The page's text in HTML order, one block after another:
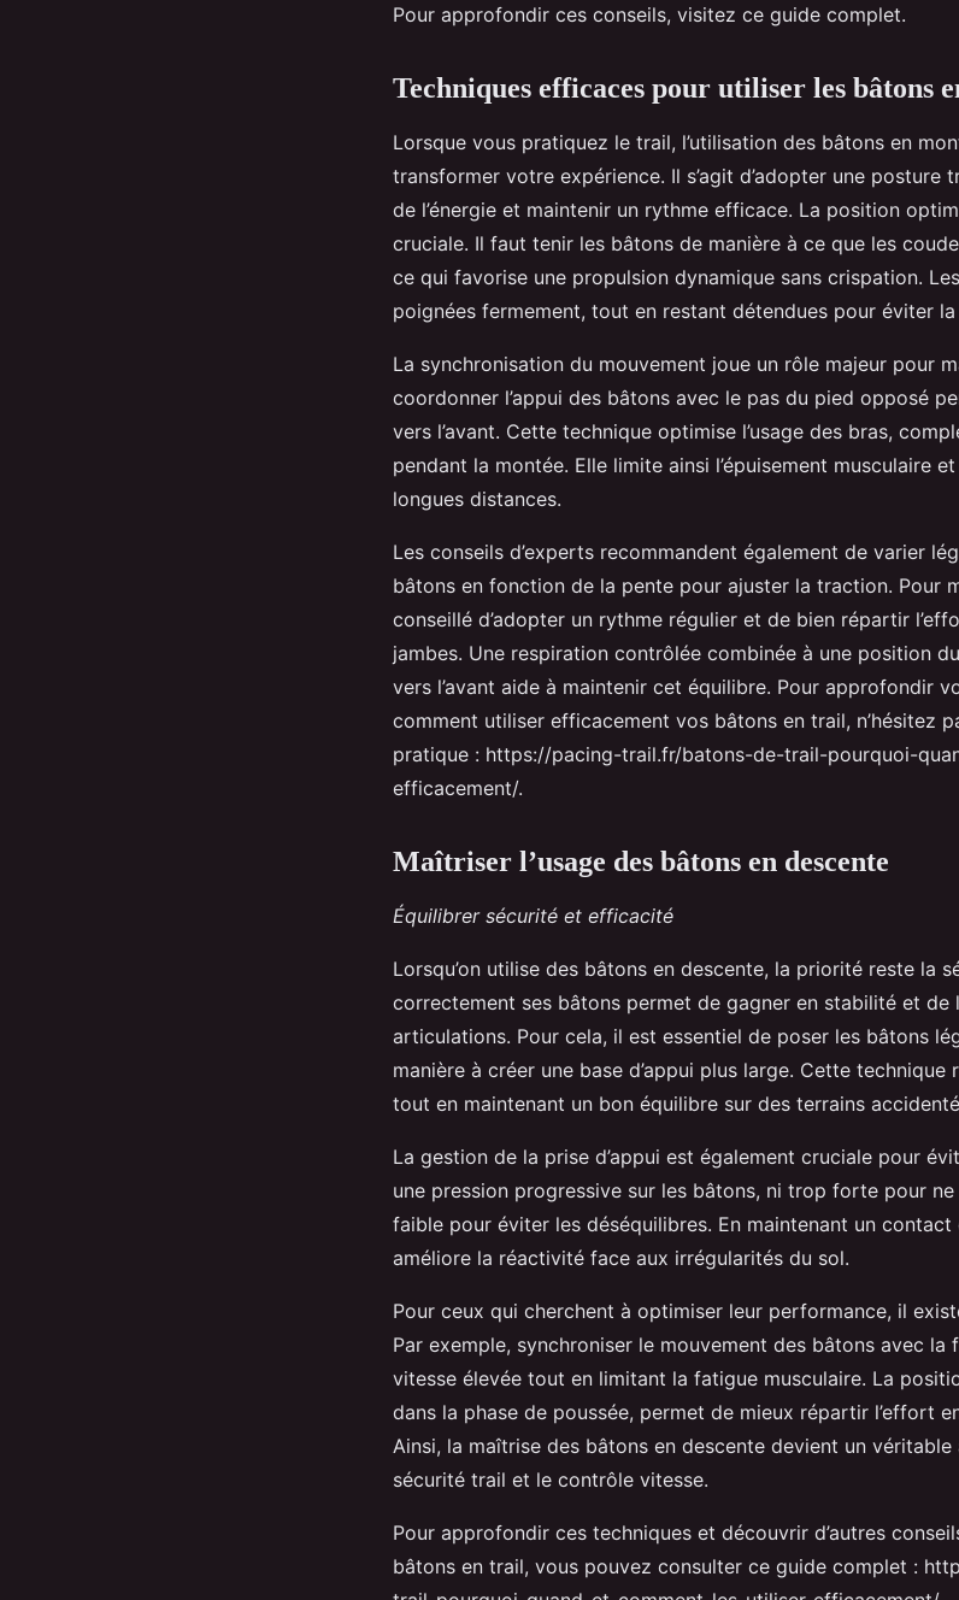
Pour approfondir ces conseils, visitez ce guide complet.
Techniques efficaces pour utiliser les bâtons
Lorsque vous pratiquez le trail, l’utilisation des bâtons en
transformer votre expérience. Il s’agit d’adopter une posture
de l’énergie et maintenir un rythme efficace. La position
cruciale. Il faut tenir les bâtons de manière à ce que les
ce qui favorise une propulsion dynamique sans crispation.
poignées fermement, tout en restant détendues pour éviter
La synchronisation du mouvement joue un rôle majeur pour
coordonner l’appui des bâtons avec le pas du pied opposé
vers l’avant. Cette technique optimise l’usage des bras,
pendant la montée. Elle limite ainsi l’épuisement musculaire
longues distances.
Les conseils d’experts recommandent également de varier
bâtons en fonction de la pente pour ajuster la traction. Pour
conseillé d’adopter un rythme régulier et de bien répartir
jambes. Une respiration contrôlée combinée à une position
vers l’avant aide à maintenir cet équilibre. Pour approfondir
comment utiliser efficacement vos bâtons en trail, n’hésitez
pratique : https://pacing-trail.fr/batons-de-trail-pourquoi-
efficacement/.
Maîtriser l’usage des bâtons en descente
Équilibrer sécurité et efficacité
Lorsqu’on utilise des bâtons en descente, la priorité reste la
correctement ses bâtons permet de gagner en stabilité et de
articulations. Pour cela, il est essentiel de poser les bâtons
manière à créer une base d’appui plus large. Cette technique
tout en maintenant un bon équilibre sur des terrains
La gestion de la prise d’appui est également cruciale pour
une pression progressive sur les bâtons, ni trop forte pour
faible pour éviter les déséquilibres. En maintenant un
améliore la réactivité face aux irrégularités du sol.
Pour ceux qui cherchent à optimiser leur performance, il
Par exemple, synchroniser le mouvement des bâtons avec la
vitesse élevée tout en limitant la fatigue musculaire. La
dans la phase de poussée, permet de mieux répartir l’effort
Ainsi, la maîtrise des bâtons en descente devient un
sécurité trail et le contrôle vitesse.
Pour approfondir ces techniques et découvrir d’autres
bâtons en trail, vous pouvez consulter ce guide complet :